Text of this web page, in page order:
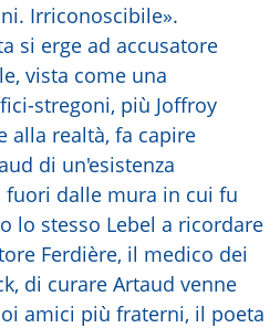
Irriconoscibile».
si erge ad accusatore
vista come una
stregoni, più Joffroy
alla realtà, fa capire
di un'esistenza
dalle mura in cui fu
lo stesso Lebel a ricordare
Ferdière, il medico dei
di curare Artaud venne
amici più fraterni, il poeta